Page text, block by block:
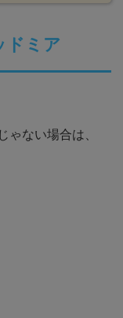
ドミア
ない場合は、